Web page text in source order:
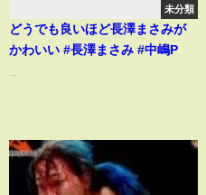
未分類
どうでも良いほど長澤まさみが
かわいい #長澤まさみ #中嶋P